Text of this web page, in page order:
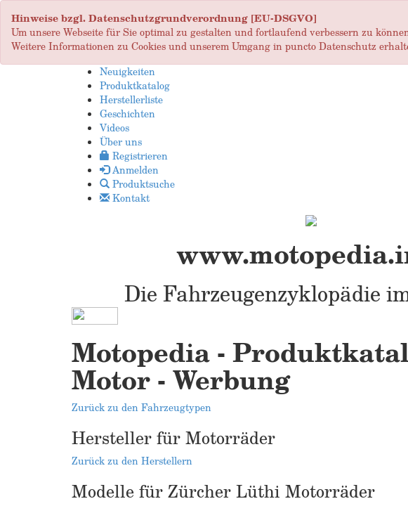
Hinweise bzgl. Datenschutzgrundverordnung [EU-DSGVO]
Um unsere Webseite für Sie optimal zu gestalten und fortlaufend verbessern zu
Weitere Informationen zu Cookies und unserem Umgang in puncto Datenschutz
Neuigkeiten
Produktkatalog
Herstellerliste
Geschichten
Videos
Über uns
Registrieren
Anmelden
Produktsuche
Kontakt
Die Fahrzeugenzyklopädie
Motopedia -
Motor - Werbung
Zurück zu den Fahrzeugtypen
Hersteller für Motorräder
Zurück zu den Herstellern
Modelle für Zürcher Lüthi Motorräder